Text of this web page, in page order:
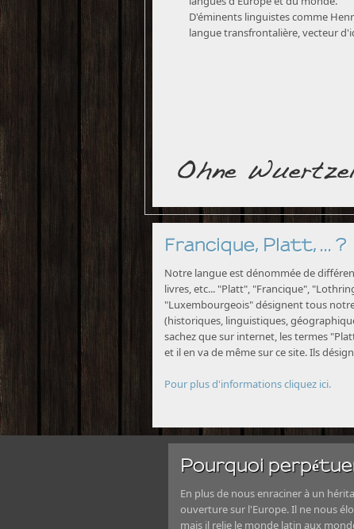
D'éminents linguistes comme
langue transfrontalière, vecteur
Francique, Platt, ... ?
Notre langue est dénommée de
livres, etc... "Platt", "Francique",
"Luxembourgeois" désignent tous
(historiques, linguistiques,
sachez que sur internet, les termes
et il en va de même sur ce site. Ils
Pour plus d'informations cliquez ici.
Pourquoi
En plus de nous enraciner à un
ouverture sur l'Europe. Il ne nous
mais il relie le monde latin aux